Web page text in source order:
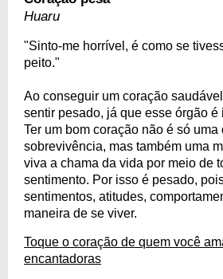
Huaru
"Sinto-me horrível, é como se
peito."
Ao conseguir um coração
sentir pesado, já que esse órgão é
Ter um bom coração não é só uma
sobrevivência, mas também uma
viva a chama da vida por meio de
sentimento. Por isso é pesado,
sentimentos, atitudes,
maneira de se viver.
Toque o coração de quem você
encantadoras